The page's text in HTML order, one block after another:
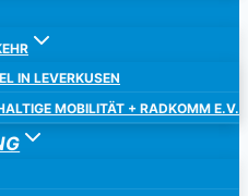
IN LEVERKUSEN
MOBILITÄT + RADKOMM E.V.